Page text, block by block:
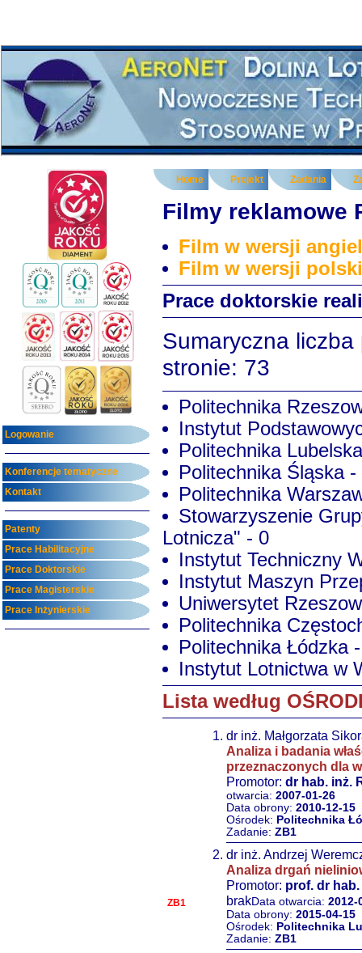
Logowanie
Konferencje tematyczne
Kontakt
Patenty
Prace Habilitacyjne
Prace Doktorskie
Prace Magisterskie
Prace Inżynierskie
Home Projekt Zadania
Filmy reklamowe
Film w wersji
Film w wersji
Prace doktorskie
Sumaryczna
stronie: 73
Politechnika
Instytut
Politechnika
Politechnika Śląska -
Politechnika
Stowarzyszenie
Lotnicza" - 0
Instytut Techniczny
Instytut Maszyn
Uniwersytet
Politechnika
Politechnika Łódzka
Instytut Lotnictwa w
Lista według
ZB1
dr inż. Małgorzata
Analiza i badania
przeznaczonych dla
Promotor: dr hab. inż.
otwarcia: 2007-01-26
Data obrony: 2010-12-15
Ośrodek: Politechnika
Zadanie: ZB1
dr inż. Andrzej
Analiza drgań
Promotor: prof. dr
brakData otwarcia: 2012-
Data obrony: 2015-04-15
Ośrodek: Politechnika
Zadanie: ZB1